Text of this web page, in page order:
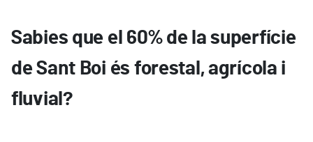
Sabies que el 60% de la superfície
de Sant Boi és forestal, agrícola i
fluvial?